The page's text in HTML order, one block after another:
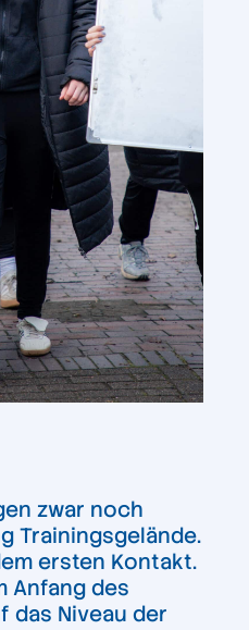
zwar noch
Trainingsgelände.
ersten Kontakt.
Anfang des
das Niveau der